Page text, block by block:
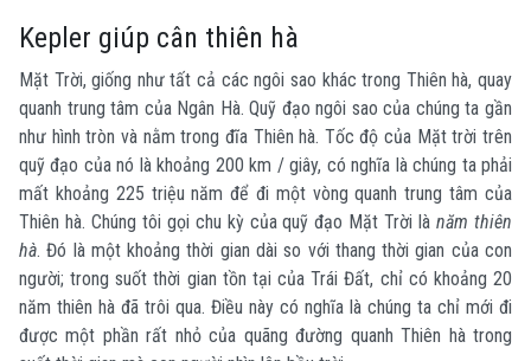
Kepler giúp cân thiên hà
Mặt Trời, giống như tất cả các ngôi sao khác trong Thiên hà, quay
quanh trung tâm của Ngân Hà. Quỹ đạo ngôi sao của chúng ta gần
như hình tròn và nằm trong đĩa Thiên hà. Tốc độ của Mặt trời trên
quỹ đạo của nó là khoảng 200 km / giây, có nghĩa là chúng ta phải
mất khoảng 225 triệu năm để đi một vòng quanh trung tâm của
Thiên hà. Chúng tôi gọi chu kỳ của quỹ đạo Mặt Trời lànăm thiên
hà. Đó là một khoảng thời gian dài so với thang thời gian của con
người; trong suốt thời gian tồn tại của Trái Đất, chỉ có khoảng 20
năm thiên hà đã trôi qua. Điều này có nghĩa là chúng ta chỉ mới đi
được một phần rất nhỏ của quãng đường quanh Thiên hà trong